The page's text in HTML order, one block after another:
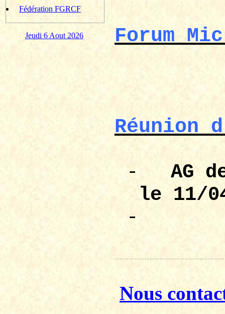
Fédération FGRCF
Jeudi 6 Aout 2026 Forum
Réunion
-
AG
le 11/
-
Nous